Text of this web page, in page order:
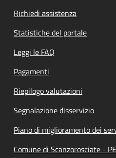
Richiedi assistenza
Statistiche del portale
Leggi le FAQ
Pagamenti
Riepilogo valutazioni
Segnalazione disservizio
Piano di miglioramento dei
Comune di Scanzorosciate -